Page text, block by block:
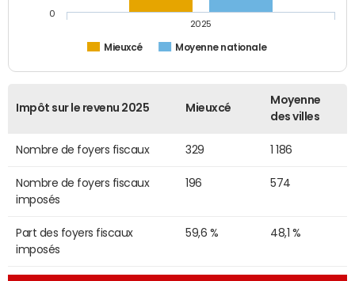
Mieuxcé Moyenne nationale
2025
0
Impôt sur le revenu 2025 Mieuxcé
Moyenne
des villes
Nombre de foyers fiscaux 329 1 186
Nombre de foyers fiscaux
imposés
196 574
Part des foyers fiscaux
imposés
59,6 % 48,1 %